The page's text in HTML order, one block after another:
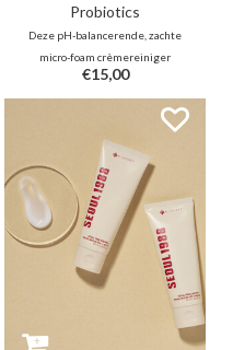
Probiotics
Deze pH-balancerende, zachte
micro-foam crèmereiniger
exfolieert effectief diepe
porieproblemen met 0,5%
tegelijkertijd de huidbarrière
kalmeert en versterkt dankzij
een 1% Pine Cica Complex en
Bifida Ferment.
€15,00